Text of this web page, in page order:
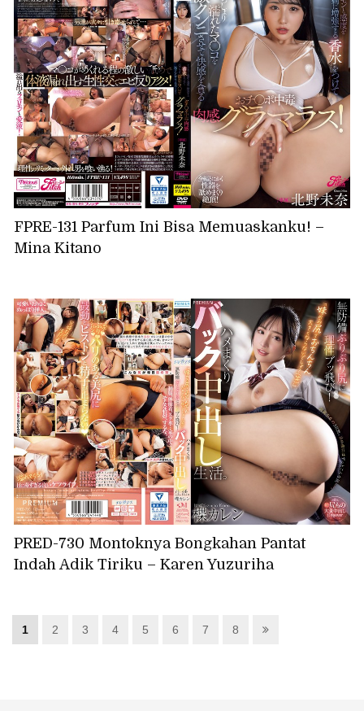
FPRE-131 Parfum Ini Bisa Memuaskanku! –
Mina Kitano
PRED-730 Montoknya Bongkahan Pantat
Indah Adik Tiriku – Karen Yuzuriha
1 2 3 4 5 6 7 8